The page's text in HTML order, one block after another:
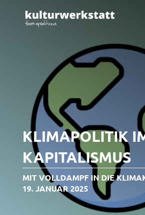
KLIMAPOLITIK
KAPITALISMUS
MIT VOLLDAMPF IN DIE
19. JANUAR 2025